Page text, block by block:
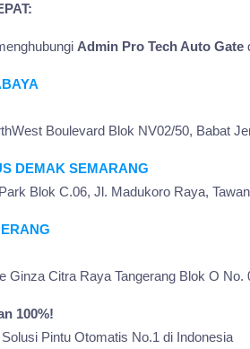
Admin Pro Tech Auto Gate
Boulevard Blok NV02/50, Babat
DEMAK SEMARANG
Blok C.06, Jl. Madukoro Raya,
Ginza Citra Raya Tangerang Blok O No.
100%!
Pintu Otomatis No.1 di Indonesia